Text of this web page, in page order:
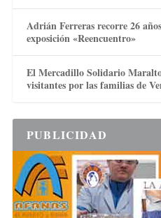
Adrián Ferreras recorre 26
exposición «Reencuentro»
El Mercadillo Solidario
visitantes por las familias de
PUBLICIDAD